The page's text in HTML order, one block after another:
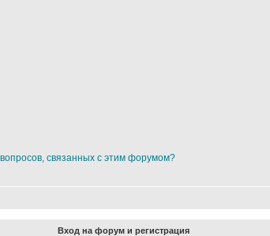
связанных с этим форумом?
Вход на форум и регистрация